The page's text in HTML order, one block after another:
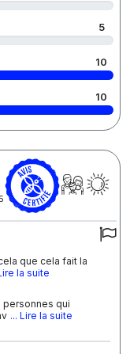
5
10
10
que cela fait la
la suite
personnes qui
... Lire la suite